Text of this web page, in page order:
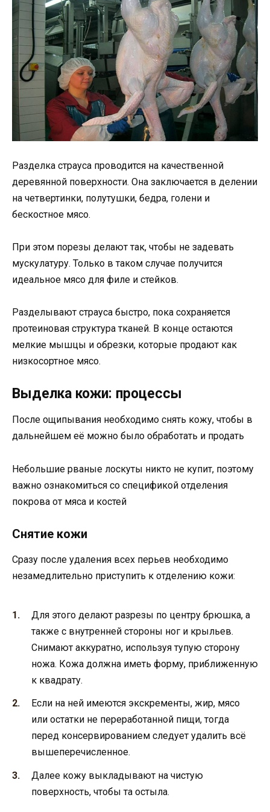
Разделка страуса проводится на качественной
деревянной поверхности. Она заключается в делении
на четвертинки, полутушки, бедра, голени и
бескостное мясо.
При этом порезы делают так, чтобы не задевать
мускулатуру. Только в таком случае получится
идеальное мясо для филе и стейков.
Разделывают страуса быстро, пока сохраняется
протеиновая структура тканей. В конце остаются
мелкие мышцы и обрезки, которые продают как
низкосортное мясо.
Выделка кожи: процессы
После ощипывания необходимо снять кожу, чтобы в
дальнейшем её можно было обработать и продать
Небольшие рваные лоскуты никто не купит, поэтому
важно ознакомиться со спецификой отделения
покрова от мяса и костей
Снятие кожи
Сразу после удаления всех перьев необходимо
незамедлительно приступить к отделению кожи:
Для этого делают разрезы по центру брюшка, а
также с внутренней стороны ног и крыльев.
Снимают аккуратно, используя тупую сторону
ножа. Кожа должна иметь форму, приближенную
к квадрату.
Если на ней имеются экскременты, жир, мясо
или остатки не переработанной пищи, тогда
перед консервированием следует удалить всё
вышеперечисленное.
Далее кожу выкладывают на чистую
поверхность, чтобы та остыла.